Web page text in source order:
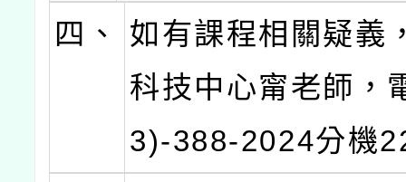
四、
如有課程相關疑義
科技中心甯老師，
3)-388-2024分機